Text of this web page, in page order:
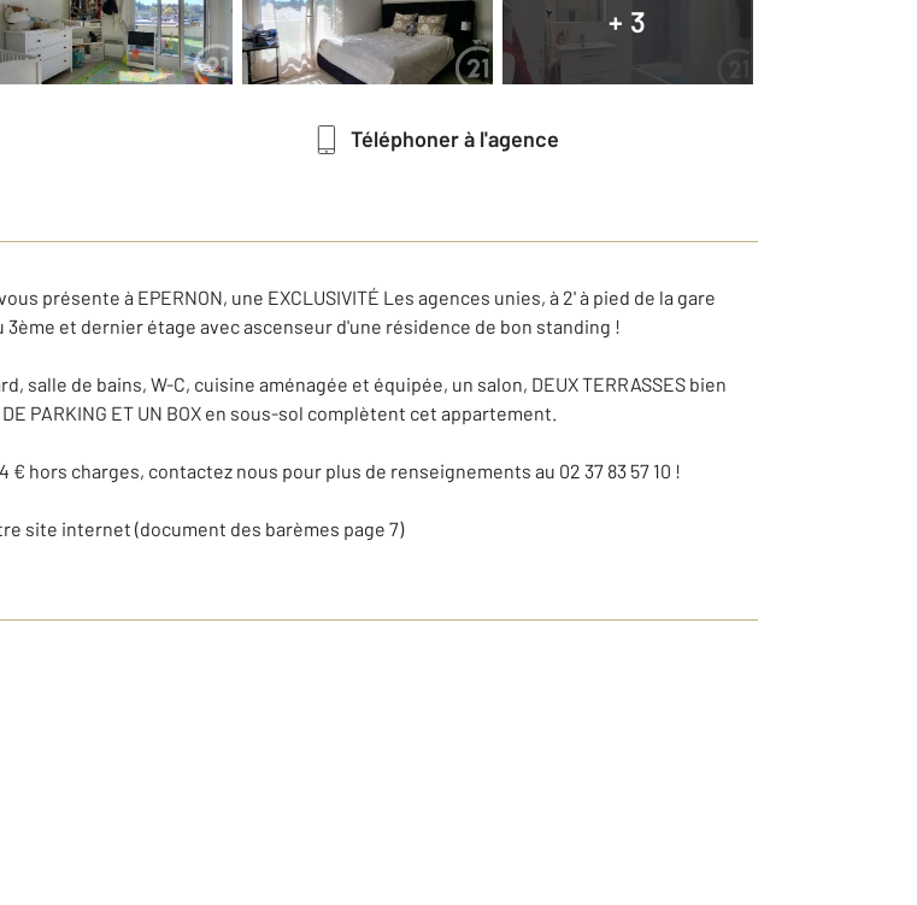
+ 3
Téléphoner à l'agence
présente à EPERNON, une EXCLUSIVITÉ Les agences unies, à 2' à pied de la gare
3ème et dernier étage avec ascenseur d'une résidence de bon standing !
salle de bains, W-C, cuisine aménagée et équipée, un salon, DEUX TERRASSES bien
PARKING ET UN BOX en sous-sol complètent cet appartement.
hors charges, contactez nous pour plus de renseignements au 02 37 83 57 10 !
site internet (document des barèmes page 7)